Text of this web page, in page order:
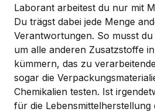
Laborant arbeitest du nur mit
Du trägst dabei jede Menge
Verantwortungen. So musst
um alle anderen Zusatzstoffe
kümmern, das zu
sogar die
Chemikalien testen. Ist
für die